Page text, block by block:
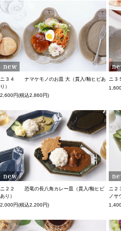
ニ３４ ナマケモノのお皿 大（貫入/釉ヒビあ
り）
2,600円(税込2,860円)
ニ
ニ２２ 恐竜の長八角カレー皿（貫入/釉ヒビ
あり）
2,000円(税込2,200円)
ニ
ノサ